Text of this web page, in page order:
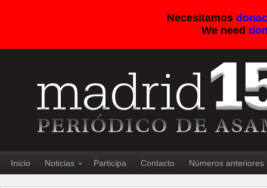
Necesitamos
We need
Inicio Noticias Participa Contacto Números anteriores